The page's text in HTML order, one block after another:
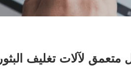
متعمق لآلات تغليف البثور